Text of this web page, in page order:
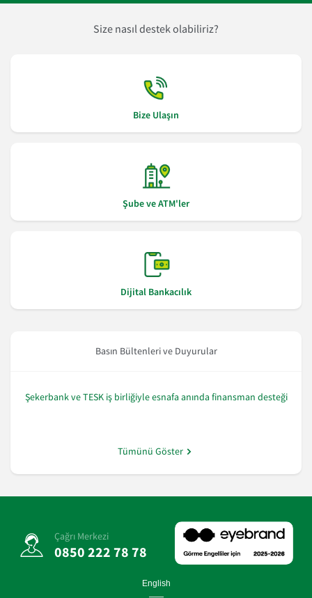
Size nasıl destek olabiliriz?
Bize Ulaşın
Şube ve ATM'ler
Dijital Bankacılık
Basın Bültenleri ve Duyurular
Şekerbank ve TESK iş birliğiyle esnafa anında finansman desteği
Tümünü Göster
Çağrı Merkezi
0850 222 78 78
English